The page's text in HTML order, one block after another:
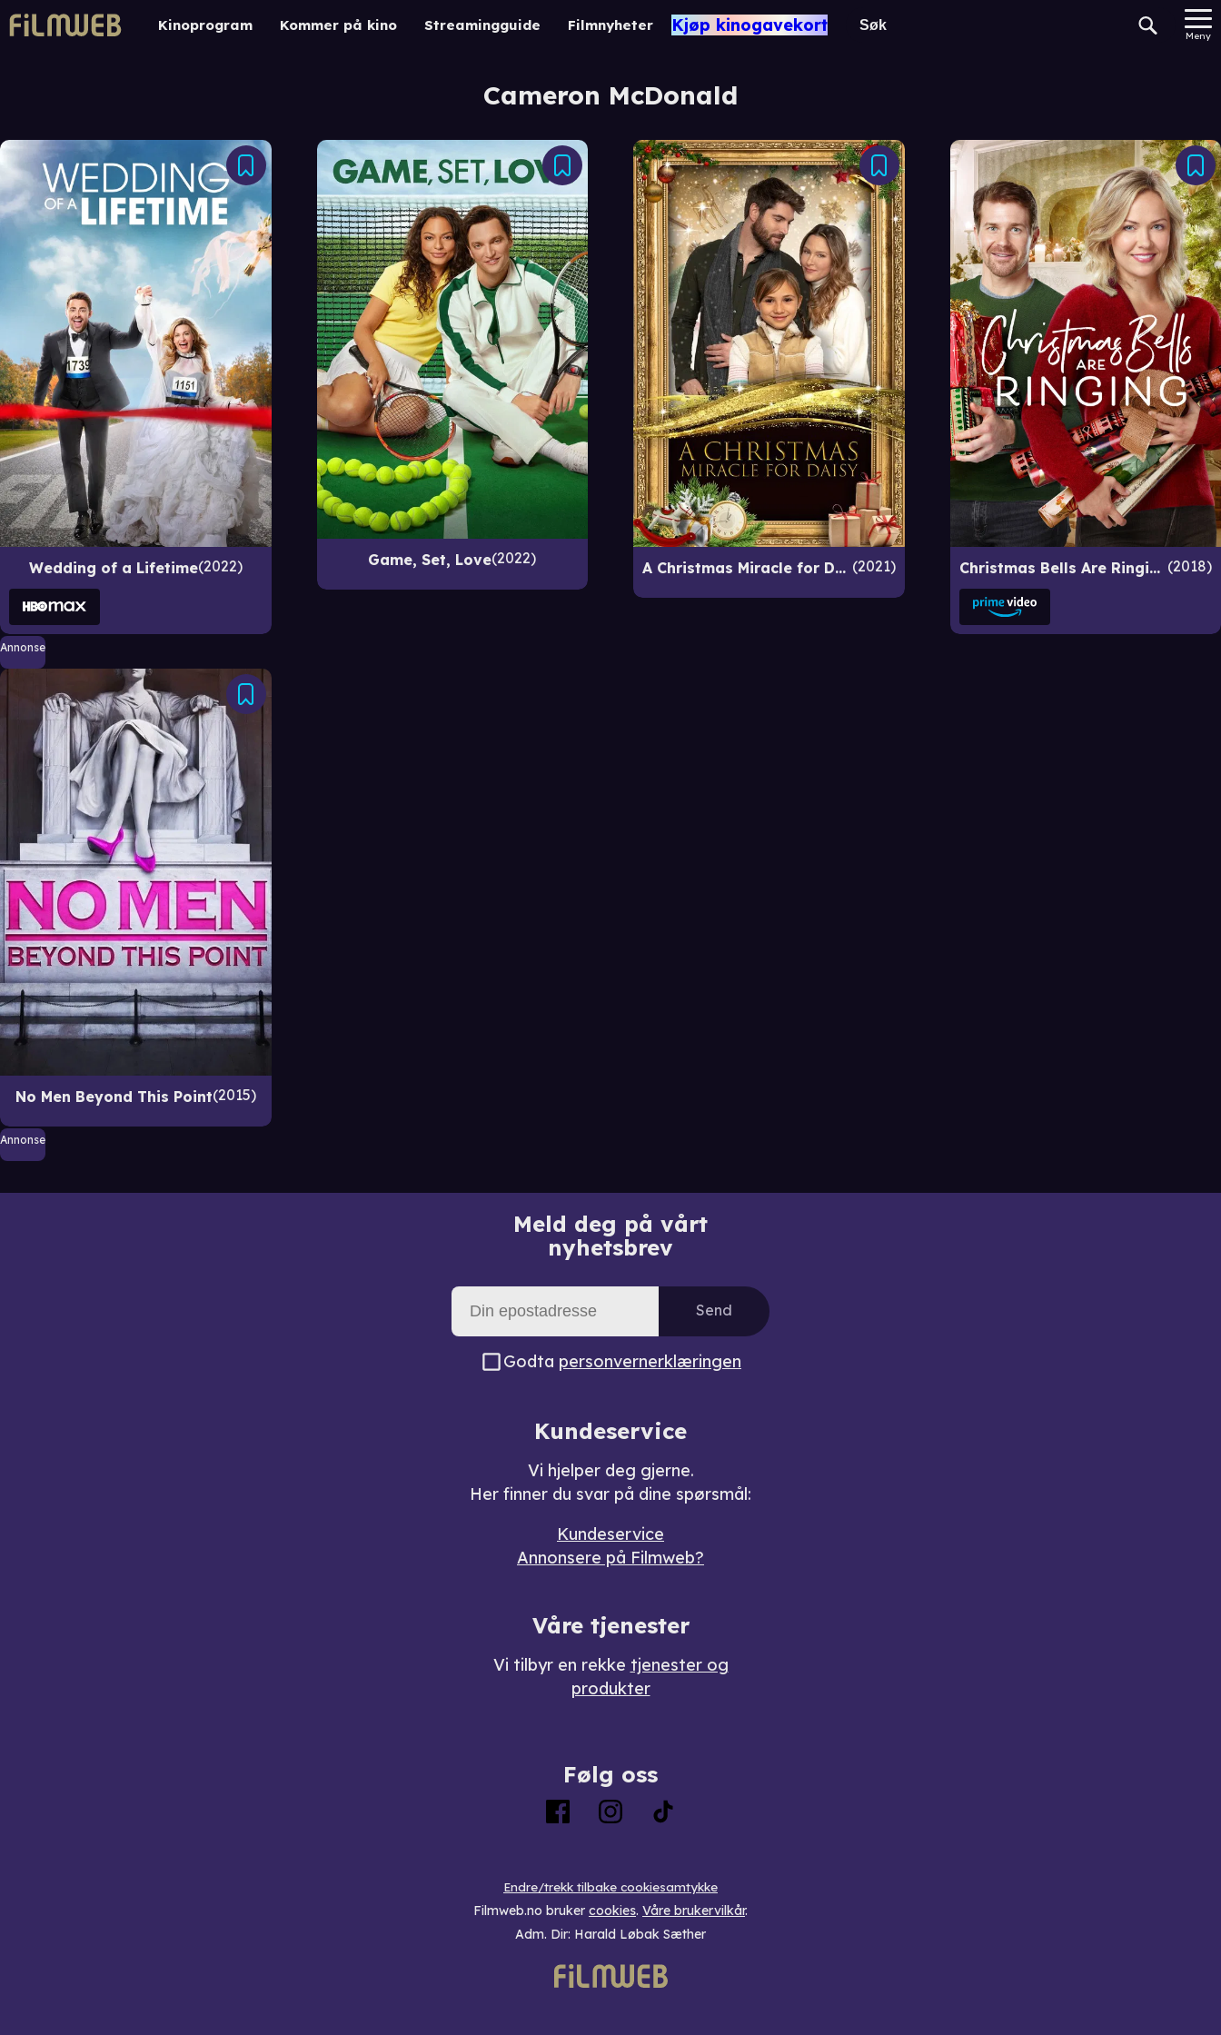
Kinoprogram Kommer på kino Streamingguide Filmnyheter Kjøp kinogavekort
Meny
Cameron McDonald
Wedding of a Lifetime 2022 Game, Set, Love 2022
A Christmas Miracle for Daisy 2021 Christmas Bells Are Ringing 2018
Annonse
No Men Beyond This Point 2015
Annonse
Meld deg på vårt
nyhetsbrev
Send
Godta personvernerklæringen
Kundeservice
Vi hjelper deg gjerne.
Her finner du svar på dine spørsmål:
Kundeservice
Annonsere på Filmweb?
Våre tjenester
Vi tilbyr en rekke tjenester og
produkter
Følg oss
Endre/trekk tilbake cookiesamtykke
Filmweb.no bruker cookies. Våre brukervilkår.
Adm. Dir: Harald Løbak Sæther